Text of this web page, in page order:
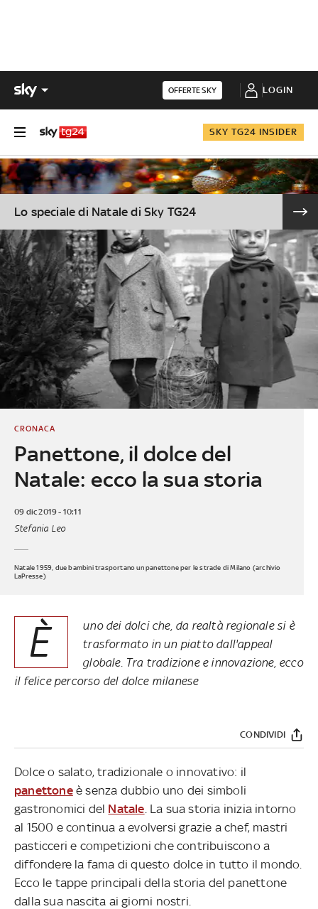
OFFERTE SKY LOGIN
SKY TG24 INSIDER
Lo speciale di Natale di Sky TG24
Panettone, il dolce del
Natale: ecco la sua storia
CRONACA
09 dic 2019 - 10:11
Stefania Leo
Natale 1959, due bambini trasportano un panettone per le strade di Milano (archivio
LaPresse)
È
uno dei dolci che, da realtà regionale si è
trasformato in un piatto dall'appeal
globale. Tra tradizione e innovazione, ecco
il felice percorso del dolce milanese
CONDIVIDI
Dolce o salato, tradizionale o innovativo: il
panettoneè senza dubbio uno dei simboli
gastronomici del Natale . La sua storia inizia intorno
al 1500 e continua a evolversi grazie a chef, mastri
pasticceri e competizioni che contribuiscono a
diffondere la fama di questo dolce in tutto il mondo.
Ecco le tappe principali della storia del panettone
dalla sua nascita ai giorni nostri.